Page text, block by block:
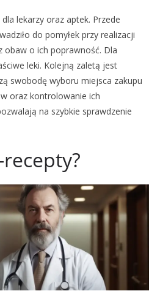
lekarzy oraz aptek. Przede
do pomyłek przy realizacji
obaw o ich poprawność. Dla
leki. Kolejną zaletą jest
swobodę wyboru miejsca zakupu
oraz kontrolowanie ich
na szybkie sprawdzenie